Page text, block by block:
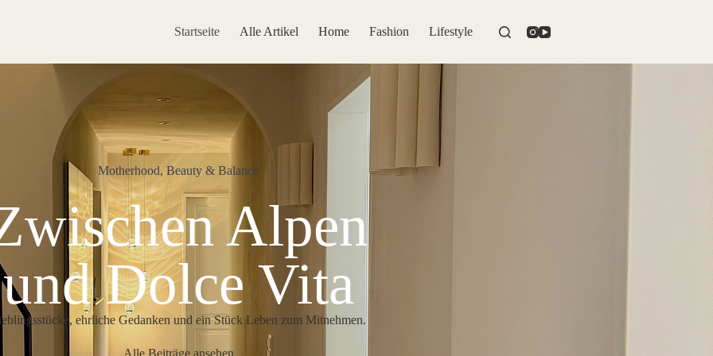
Startseite Alle Artikel Home Fashion Lifestyle
Motherhood, Beauty & Balance
Alpen
und Dolce Vita
ehrliche Gedanken und ein Stück Leben zum Mitnehmen.
Alle Beiträge ansehen